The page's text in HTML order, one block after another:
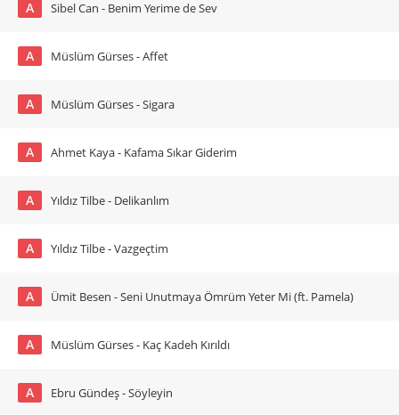
A Sibel Can - Benim Yerime de Sev
A Müslüm Gürses - Affet
A Müslüm Gürses - Sigara
A Ahmet Kaya - Kafama Sıkar Giderim
A Yıldız Tilbe - Delikanlım
A Yıldız Tilbe - Vazgeçtim
A Ümit Besen - Seni Unutmaya Ömrüm Yeter Mi (ft. Pamela)
A Müslüm Gürses - Kaç Kadeh Kırıldı
A Ebru Gündeş - Söyleyin